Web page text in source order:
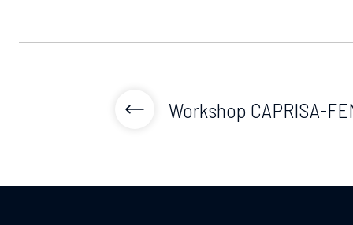
Workshop CAPRISA-